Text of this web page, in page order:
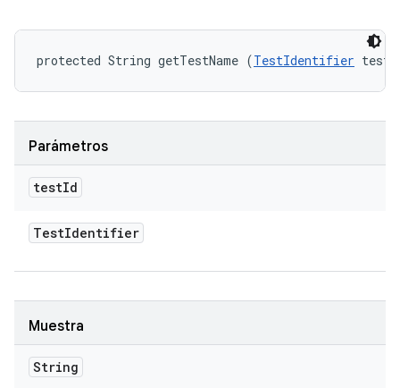
protected String getTestName (TestIdentifier
Parámetros
testId
TestIdentifier
Muestra
String